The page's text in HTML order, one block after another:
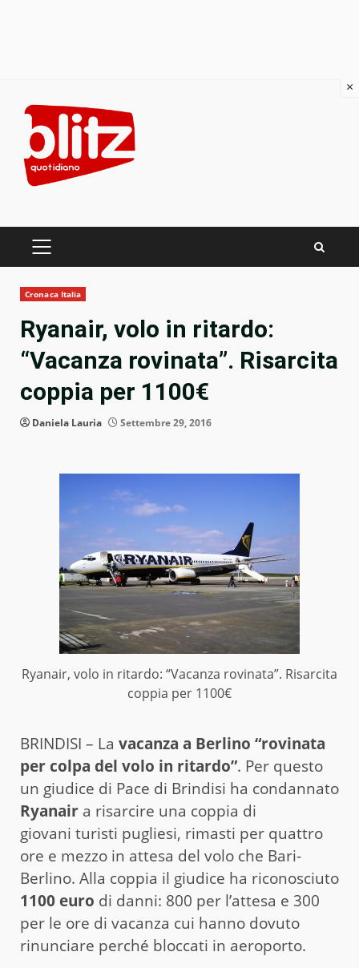
content
PRIMARY
Cronaca Italia
Ryanair, volo in ritardo:
“Vacanza rovinata”. Risarcita
coppia per 1100€
Daniela Lauria Settembre 29, 2016
Ryanair, volo in ritardo: “Vacanza rovinata”. Risarcita
coppia per 1100€
BRINDISI – La vacanza a Berlino “rovinata
per colpa del volo in ritardo”. Per questo
un giudice di Pace di Brindisi ha condannato
Ryanair a risarcire una coppia di
giovani turisti pugliesi, rimasti per quattro
ore e mezzo in attesa del volo che Bari-
Berlino. Alla coppia il giudice ha riconosciuto
1100 euro di danni: 800 per l’attesa e 300
per le ore di vacanza cui hanno dovuto
rinunciare perché bloccati in aeroporto.
×